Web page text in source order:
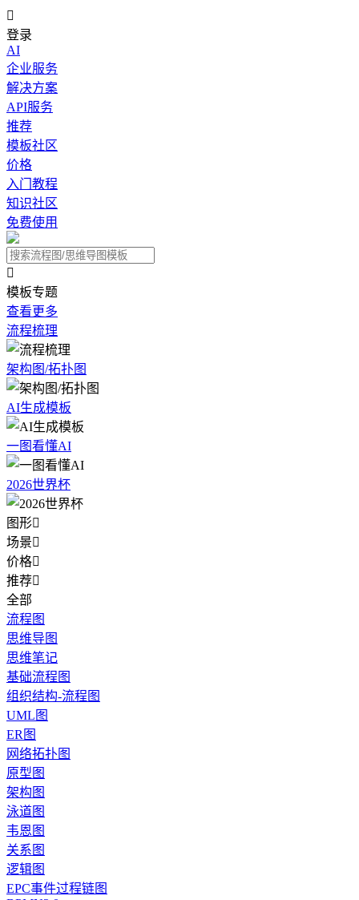

登录
AI
企业服务
解决方案
API服务
推荐
模板社区
价格
入门教程
知识社区
免费使用

模板专题
查看更多
流程梳理
架构图/拓扑图
AI生成模板
一图看懂AI
2026世界杯
图形
场景
价格
推荐
全部
流程图
思维导图
思维笔记
基础流程图
组织结构-流程图
UML图
ER图
网络拓扑图
原型图
架构图
泳道图
韦恩图
关系图
逻辑图
EPC事件过程链图